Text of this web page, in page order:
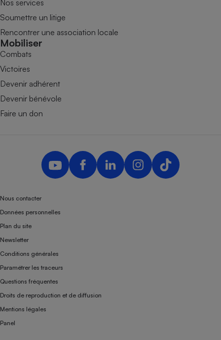
Nos services
Soumettre un litige
Rencontrer une association locale
Mobiliser
Combats
Victoires
Devenir adhérent
Devenir bénévole
Faire un don
Nous contacter
Données personnelles
Plan du site
Newsletter
Conditions générales
Paramétrer les traceurs
Questions fréquentes
Droits de reproduction et de diffusion
Mentions légales
Panel